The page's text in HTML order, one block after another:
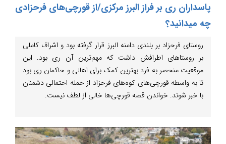
پاسداران ری بر فراز البرز مرکزی/از قورچی‌های فرحزادی
چه میدانید؟
روستای فرحزاد بر بلندی دامنه البرز قرار گرفته بود و اشراف کاملی
بر روستاهای اطرافش داشت که مهم‌ترین آن ری بود. این
موقعیت منحصر به فرد بهترین کمک برای اهالی و حاکمان ری بود
تا به واسطه قورچی‌های کوه‌های فرحزاد از حمله احتمالی دشمنان
با خبر شوند. خواندن قصه قورچی‌ها خالی از لطف نیست.